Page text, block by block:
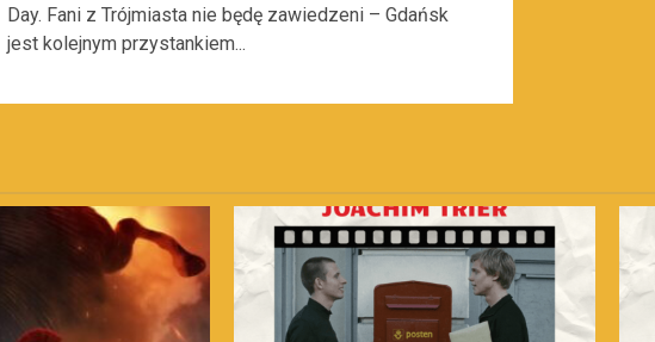
Day. Fani z Trójmiasta nie będę zawiedzeni – Gdańsk
jest kolejnym przystankiem...